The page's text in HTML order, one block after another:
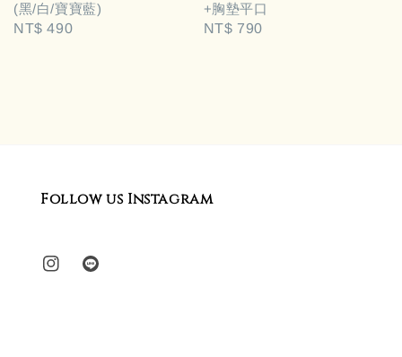
(黑/白/寶寶藍)
Regular
NT$ 490
+胸墊平口
Regular
NT$ 790
Follow us Instagram